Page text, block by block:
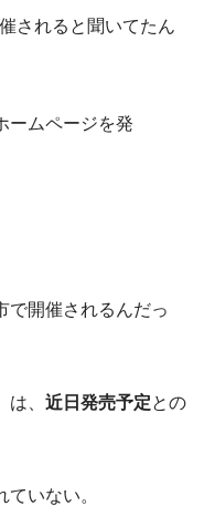
されると聞いてたん
ームページを発
で開催されるんだっ
、 近日発売予定との
いない。